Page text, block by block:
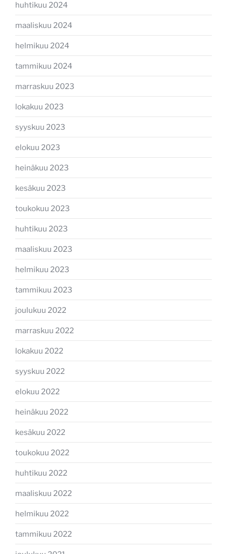
huhtikuu 2024
maaliskuu 2024
helmikuu 2024
tammikuu 2024
marraskuu 2023
lokakuu 2023
syyskuu 2023
elokuu 2023
heinäkuu 2023
kesäkuu 2023
toukokuu 2023
huhtikuu 2023
maaliskuu 2023
helmikuu 2023
tammikuu 2023
joulukuu 2022
marraskuu 2022
lokakuu 2022
syyskuu 2022
elokuu 2022
heinäkuu 2022
kesäkuu 2022
toukokuu 2022
huhtikuu 2022
maaliskuu 2022
helmikuu 2022
tammikuu 2022